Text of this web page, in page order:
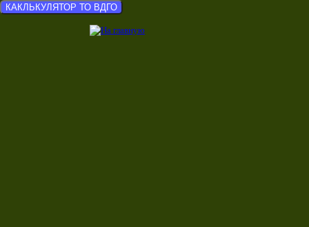
КАКЛЬКУЛЯТОР ТО ВДГО